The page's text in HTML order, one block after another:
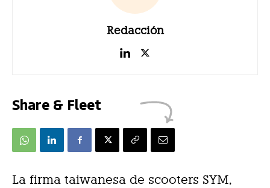
Redacción
Share & Fleet
La firma taiwanesa de scooters SYM,